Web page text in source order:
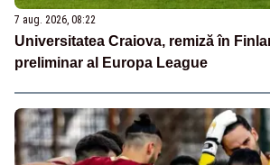
7 aug. 2026, 08:22
Universitatea Craiova, remiză în
preliminar al Europa League